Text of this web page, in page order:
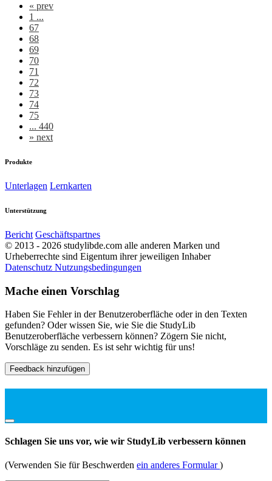
« prev
1 ...
67
68
69
70
71
72
73
74
75
... 440
» next
Produkte
Unterlagen Lernkarten
Unterstützung
Bericht Geschäftspartnes
© 2013 - 2026 studylibde.com alle anderen Marken und
Urheberrechte sind Eigentum ihrer jeweiligen Inhaber
Datenschutz Nutzungsbedingungen
Mache einen Vorschlag
Haben Sie Fehler in der Benutzeroberfläche oder in den Texten
gefunden? Oder wissen Sie, wie Sie die StudyLib
Benutzeroberfläche verbessern können? Zögern Sie nicht,
Vorschläge zu senden. Es ist sehr wichtig für uns!
Feedback hinzufügen
Schlagen Sie uns vor, wie wir StudyLib verbessern können
(Verwenden Sie für Beschwerden ein anderes Formular)